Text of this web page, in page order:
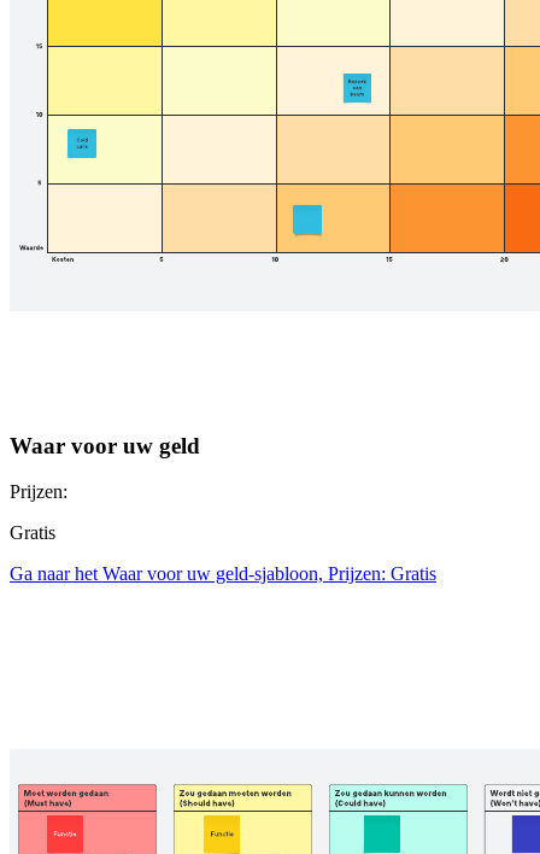
Waar voor uw geld
Prijzen:
Gratis
Ga naar het Waar voor uw geld-sjabloon, Prijzen: Gratis